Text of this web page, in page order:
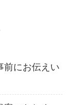
前にお伝えい